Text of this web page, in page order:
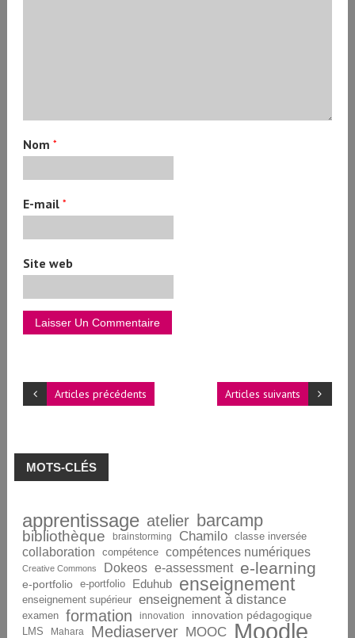
Nom*
E-mail*
Site web
Articles suivants
Articles précédents
MOTS-CLÉS
apprentissage atelier barcamp
bibliothèque brainstorming Chamilo classe inversée
collaboration compétence compétences numériques
Creative Commons Dokeos e-assessment e-learning
e-portfolio e-portfolio Eduhub enseignement
enseignement supérieur enseignement à distance
examen formation innovation innovation pédagogique
LMS Mahara Mediaserver MOOC Moodle